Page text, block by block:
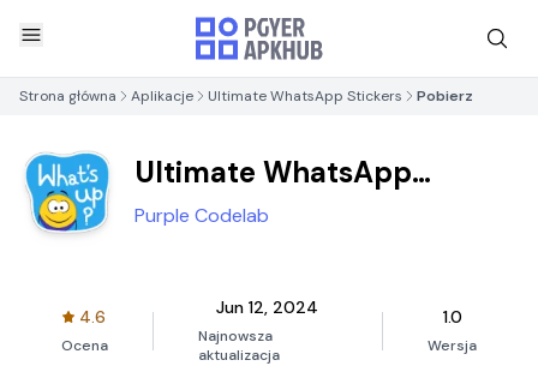
Strona główna Aplikacje Ultimate WhatsApp Stickers Pobierz
Ultimate WhatsApp
Stickers
Purple Codelab
4.6
Ocena
Jun 12, 2024
Najnowsza
aktualizacja
1.0
Wersja